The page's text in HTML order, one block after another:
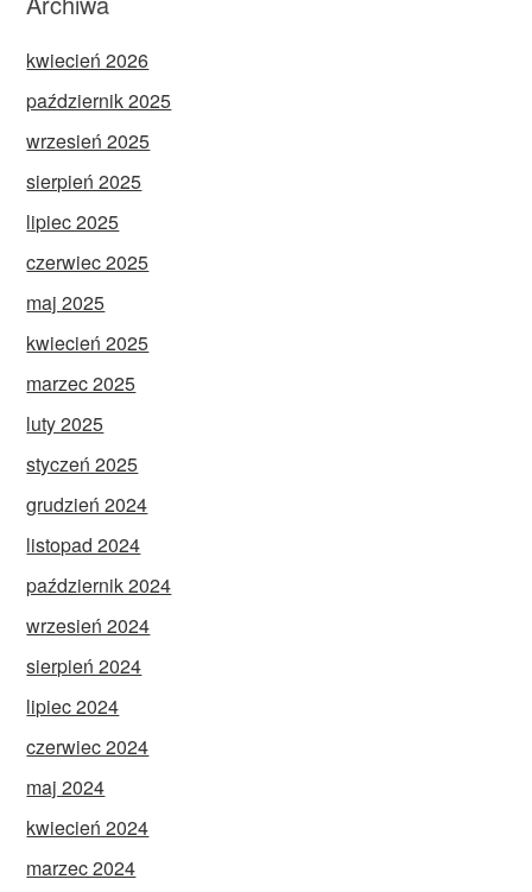
kwiecień 2026
październik 2025
wrzesień 2025
sierpień 2025
lipiec 2025
czerwiec 2025
maj 2025
kwiecień 2025
marzec 2025
luty 2025
styczeń 2025
grudzień 2024
listopad 2024
październik 2024
wrzesień 2024
sierpień 2024
lipiec 2024
czerwiec 2024
maj 2024
kwiecień 2024
marzec 2024